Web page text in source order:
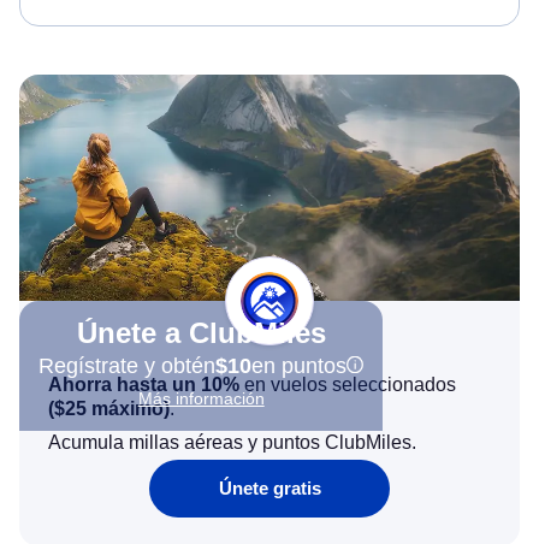
Únete a ClubMiles
Regístrate y obtén$10en puntos
Más información
Ahorra hasta un 10% en vuelos seleccionados
($25 máximo).
Acumula millas aéreas y puntos ClubMiles.
Únete gratis